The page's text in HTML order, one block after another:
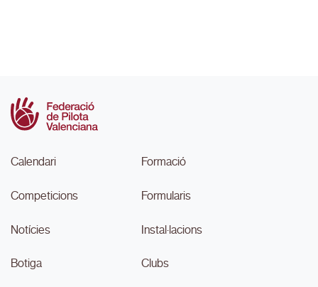
Calendari
Competicions
Notícies
Botiga
Formació
Formularis
Instal·lacions
Clubs